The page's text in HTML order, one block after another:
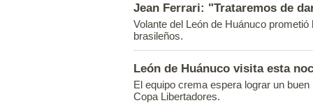
Jean Ferrari: "Trataremos de
Volante del León de Huánuco
brasileños.
León de Huánuco visita esta
El equipo crema espera lograr un
Copa Libertadores.